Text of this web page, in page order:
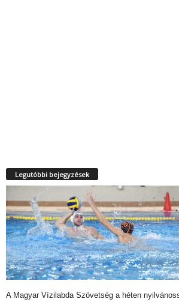
Legutóbbi bejegyzések
A Magyar Vízilabda Szövetség a héten